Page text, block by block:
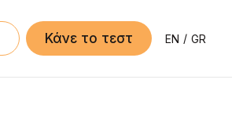
Κάνε το τεστ EN GR